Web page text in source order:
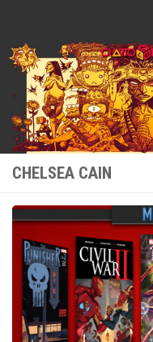
CHELSEA CAIN